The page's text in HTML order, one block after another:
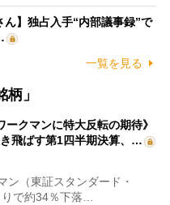
ん】独占入手“内部議事録”で
一覧を見る
」
ークマンに特大反転の期待》
飛ばす第1四半期決算、…
（東証スタンダード・
で約34％下落…